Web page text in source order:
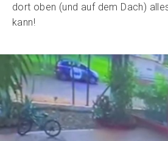
dort oben (und auf dem Dach)
kann!